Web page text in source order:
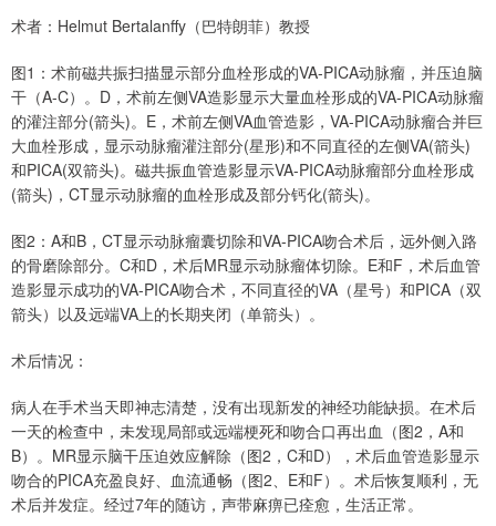
术者：Helmut Bertalanffy（巴特朗菲）教授
图1：术前磁共振扫描显示部分血栓形成的VA-PICA动脉瘤，并压迫脑
干（A-C）。D，术前左侧VA造影显示大量血栓形成的VA-PICA动脉瘤
的灌注部分(箭头)。E，术前左侧VA血管造影，VA-PICA动脉瘤合并巨
大血栓形成，显示动脉瘤灌注部分(星形)和不同直径的左侧VA(箭头)
和PICA(双箭头)。磁共振血管造影显示VA-PICA动脉瘤部分血栓形成
(箭头)，CT显示动脉瘤的血栓形成及部分钙化(箭头)。
图2：A和B，CT显示动脉瘤囊切除和VA-PICA吻合术后，远外侧入路
的骨磨除部分。C和D，术后MR显示动脉瘤体切除。E和F，术后血管
造影显示成功的VA-PICA吻合术，不同直径的VA（星号）和PICA（双
箭头）以及远端VA上的长期夹闭（单箭头）。
术后情况：
病人在手术当天即神志清楚，没有出现新发的神经功能缺损。在术后
一天的检查中，未发现局部或远端梗死和吻合口再出血（图2，A和
B）。MR显示脑干压迫效应解除（图2，C和D），术后血管造影显示
吻合的PICA充盈良好、血流通畅（图2、E和F）。术后恢复顺利，无
术后并发症。经过7年的随访，声带麻痹已痊愈，生活正常。